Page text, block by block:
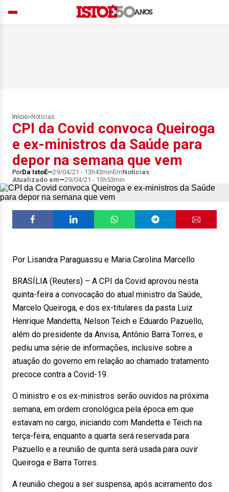
Início> Notícias
CPI da Covid convoca Queiroga
e ex-ministros da Saúde para
depor na semana que vem
PorDa IstoÉ 29/04/21 - 13h43minEmNotícias
Atualizado em
29/04/21 - 13h53min
Por Lisandra Paraguassu e Maria Carolina Marcello
BRASÍLIA (Reuters) – A CPI da Covid aprovou nesta
quinta-feira a convocação do atual ministro da Saúde,
Marcelo Queiroga, e dos ex-titulares da pasta Luiz
Henrique Mandetta, Nelson Teich e Eduardo Pazuello,
além do presidente da Anvisa, Antônio Barra Torres, e
pediu uma série de informações, inclusive sobre a
atuação do governo em relação ao chamado tratamento
precoce contra a Covid-19.
O ministro e os ex-ministros serão ouvidos na próxima
semana, em ordem cronológica pela época em que
estavam no cargo, iniciando com Mandetta e Teich na
terça-feira, enquanto a quarta será reservada para
Pazuello e a reunião de quinta será usada para ouvir
Queiroga e Barra Torres.
A reunião chegou a ser suspensa, após acirramento dos